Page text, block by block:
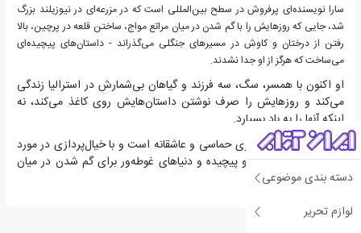
دسته بندی موضوعی
لوازم تحریر
سارا نویسنده‌ای پرفروش در سطح بین‌المللی است که در مزرعه‌ای در نیوزیلند بزرگ
شد، جایی که روزهایش را با گم شدن در میان مراتع مواج، ساختن قلعه در پرچین، بالا
رفتن از درختان و کاوش در مسیرهای جنگلی می‌گذراند - داستان‌های پیچیده‌ای
می‌ساخت که هرگز از او جدا نشدند.
او اکنون با همسر، سگ، سه فرزند و گیاهان بی‌شمارش در استرالیا زندگی
می‌کند و روزهایش را صرف نوشتن داستان‌هایش روی کاغذ می‌کند، نه
اینکه آنها را به باد بسپارد.
ژانر مورد علاقه او فانتزی حماسی و عاشقانه است و با خیال‌پردازی در مورد
شخصیت‌های واقعی و پیچیده و دنیاهای غوطه‌ور برای گم شدن در میان
آنها، پیشرفت می‌کند.